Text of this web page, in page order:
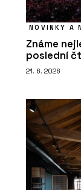
NOVINKY A
Známe
poslední
21. 6. 2026